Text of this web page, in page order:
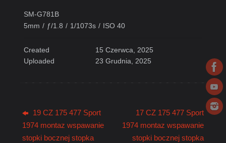
SM-G781B
5mm / ƒ/1.8 / 1/1073s / ISO 40
Created
15 Czerwca, 2025
Uploaded
23 Grudnia, 2025
19 CZ 175 477 Sport
1974 montaz wspawanie
stopki bocznej stopka
17 CZ 175 477 Sport
1974 montaz wspawanie
stopki bocznej stopka